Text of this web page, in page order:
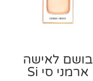
בושם לאישה
ארמני סי Si